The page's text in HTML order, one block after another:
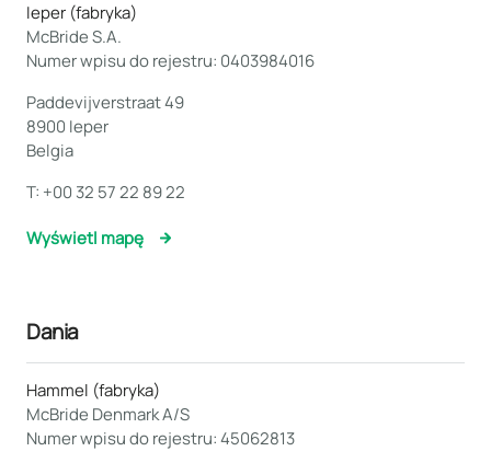
Ieper (fabryka)
McBride S.A.
Numer wpisu do rejestru: 0403984016
Paddevijverstraat 49
8900 Ieper
Belgia
T: +00 32 57 22 89 22
Wyświetl mapę
Dania
Hammel (fabryka)
McBride Denmark A/S
Numer wpisu do rejestru: 45062813